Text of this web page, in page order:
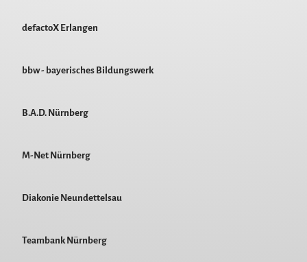
defactoX Erlangen
bbw - bayerisches Bildungswerk
B.A.D. Nürnberg
M-Net Nürnberg
Diakonie Neundettelsau
Teambank Nürnberg